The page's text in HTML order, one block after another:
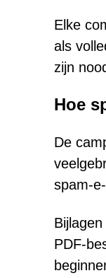
Elke
als
zijn
Hoe
De
spam-
PDF-